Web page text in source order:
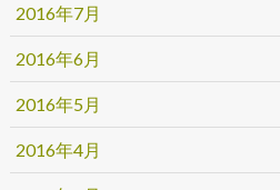
2016年7月
2016年6月
2016年5月
2016年4月